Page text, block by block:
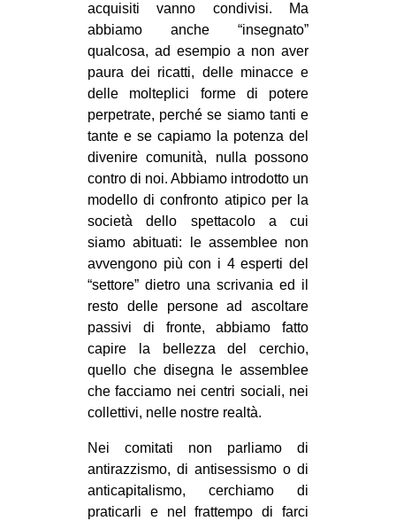
acquisiti vanno condivisi. Ma
abbiamo anche “insegnato”
qualcosa, ad esempio a non aver
paura dei ricatti, delle minacce e
delle molteplici forme di potere
perpetrate, perché se siamo tanti e
tante e se capiamo la potenza del
divenire comunità, nulla possono
contro di noi. Abbiamo introdotto un
modello di confronto atipico per la
società dello spettacolo a cui
siamo abituati: le assemblee non
avvengono più con i 4 esperti del
“settore” dietro una scrivania ed il
resto delle persone ad ascoltare
passivi di fronte, abbiamo fatto
capire la bellezza del cerchio,
quello che disegna le assemblee
che facciamo nei centri sociali, nei
collettivi, nelle nostre realtà.
Nei comitati non parliamo di
antirazzismo, di antisessismo o di
anticapitalismo, cerchiamo di
praticarli e nel frattempo di farci